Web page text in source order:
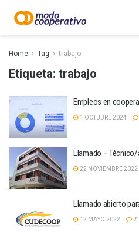
Home Tag trabajo
Etiqueta: trabajo
Empleos en
1 OCTUBRE 2024
Llamado –
22 NOVIEMBRE 2022
Llamado abierto
12 MAYO 2022 7